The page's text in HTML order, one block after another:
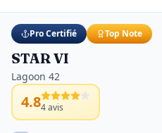
Pro Certifié Top Note
STAR VI
Lagoon 42
4.84avis